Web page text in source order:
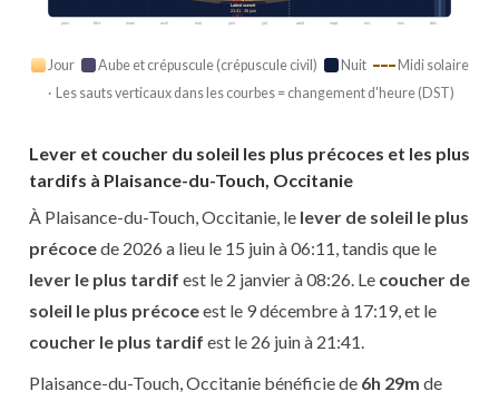
janv. févr. mars avril mai juin juil. août sept. oct. nov. déc.
Latest sunset
21:41 · 26 juin
Jour Aube et crépuscule (crépuscule civil) Nuit
Midi solaire
· Les sauts verticaux dans les courbes = changement d'heure (DST)
Lever et coucher du soleil les plus précoces et les plus
tardifs à Plaisance-du-Touch, Occitanie
À Plaisance-du-Touch, Occitanie, le lever de soleil le plus
précocede 2026 a lieu le 15 juin à 06:11, tandis que le
lever le plus tardif est le 2 janvier à 08:26. Le coucher de
soleil le plus précoceest le 9 décembre à 17:19, et le
coucher le plus tardif est le 26 juin à 21:41.
Plaisance-du-Touch, Occitanie bénéficie de 6h 29m de